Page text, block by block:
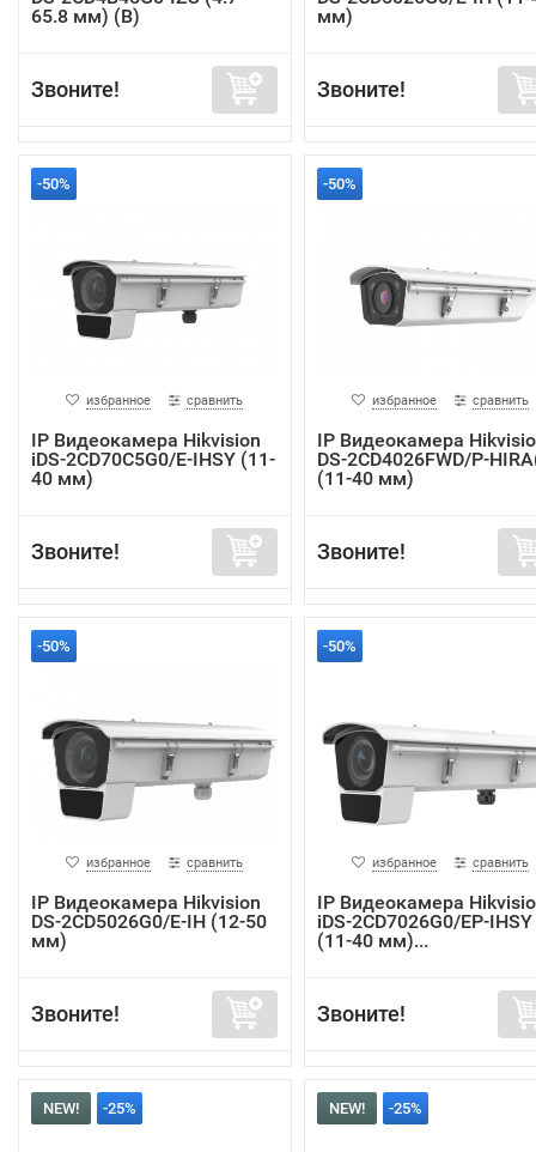
65.8 мм) (B)
Звоните!
мм)
Звоните!
-50%
избранное сравнить
IP Видеокамера Hikvision
iDS-2CD70C5G0/E-IHSY (11-
40 мм)
Звоните!
-50%
избранное сравнить
IP Видеокамера
DS-2CD4026FWD/P-
(11-40 мм)
Звоните!
-50%
избранное сравнить
IP Видеокамера Hikvision
DS-2CD5026G0/E-IH (12-50
мм)
Звоните!
-50%
избранное сравнить
IP Видеокамера
iDS-2CD7026G0/EP-IHSY
(11-40 мм)...
Звоните!
NEW! -25% NEW! -25%